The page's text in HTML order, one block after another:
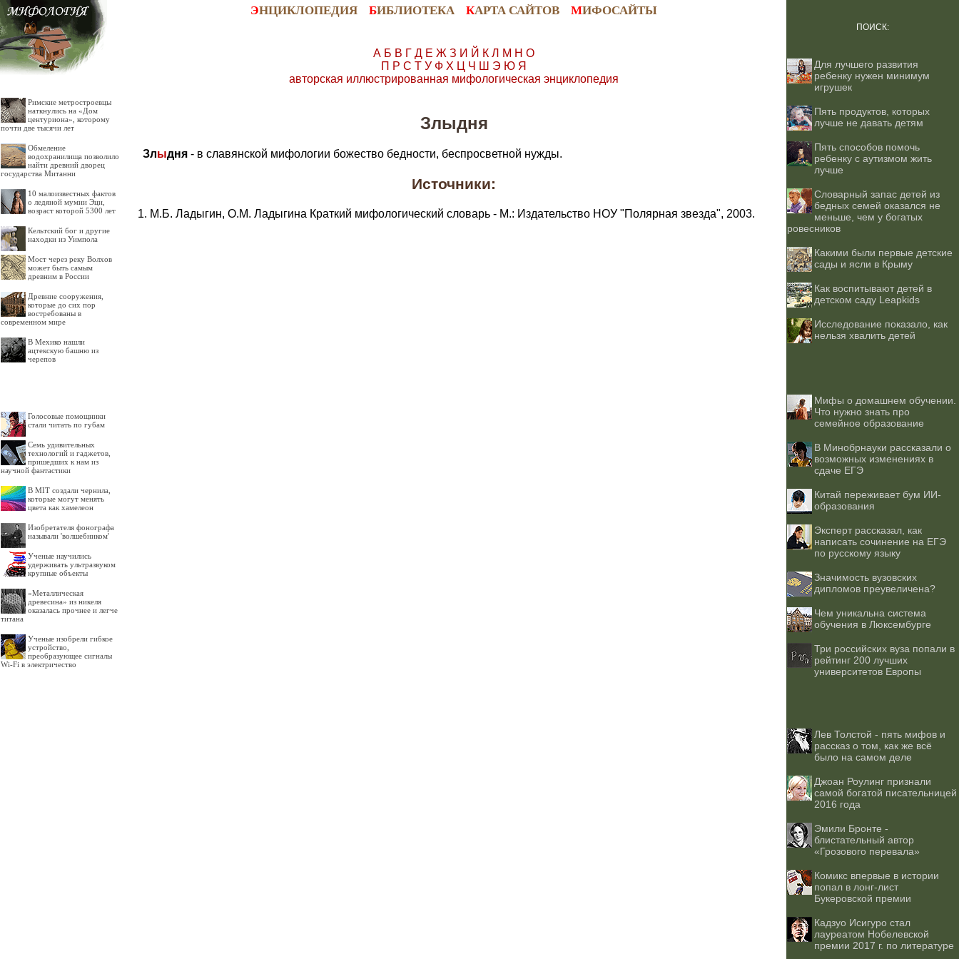
ЭНЦИКЛОПЕДИЯ БИБЛИОТЕКА КАРТА САЙТОВ МИФОСАЙТЫ
Римские метростроевцы
наткнулись на «Дом
центуриона», которому
почти две тысячи лет
Обмеление
водохранилища позволило
найти древний дворец
государства Митанни
10 малоизвестных фактов
о ледяной мумии Эци,
возраст которой 5300 лет
Кельтский бог и другие
находки из Уимпола
Мост через реку Волхов
может быть самым
древним в России
Древние сооружения,
которые до сих пор
востребованы в
современном мире
В Мехико нашли
ацтекскую башню из
черепов
Голосовые помощники
стали читать по губам
Семь удивительных
технологий и гаджетов,
пришедших к нам из
научной фантастики
В MIT создали чернила,
которые могут менять
цвета как хамелеон
Изобретателя фонографа
называли 'волшебником'
Ученые научились
удерживать ультразвуком
крупные объекты
«Металлическая
древесина» из никеля
оказалась прочнее и легче
титана
Ученые изобрели гибкое
устройство,
преобразующее сигналы
Wi-Fi в электричество
А Б В Г Д Е Ж З И Й К Л М Н О
П Р С Т У Ф Х Ц Ч Ш Э Ю Я
авторская иллюстрированная мифологическая энциклопедия
Злыдня
Злыдня - в славянской мифологии божество бедности, беспросветной нужды.
Источники:
М.Б. Ладыгин, О.М. Ладыгина Краткий мифологический словарь - М.: Издательство НОУ "Полярная звезда", 2003.
ПОИСК:
Для лучшего развития
ребенку нужен минимум
игрушек
Пять продуктов, которых
лучше не давать детям
Пять способов помочь
ребенку с аутизмом жить
лучше
Словарный запас детей из
бедных семей оказался не
меньше, чем у богатых
ровесников
Какими были первые детские
сады и ясли в Крыму
Как воспитывают детей в
детском саду Leapkids
Исследование показало, как
нельзя хвалить детей
Мифы о домашнем обучении.
Что нужно знать про
семейное образование
В Минобрнауки рассказали о
возможных изменениях в
сдаче ЕГЭ
Китай переживает бум ИИ-
образования
Эксперт рассказал, как
написать сочинение на ЕГЭ
по русскому языку
Значимость вузовских
дипломов преувеличена?
Чем уникальна система
обучения в Люксембурге
Три российских вуза попали в
рейтинг 200 лучших
университетов Европы
Лев Толстой - пять мифов и
рассказ о том, как же всё
было на самом деле
Джоан Роулинг признали
самой богатой писательницей
2016 года
Эмили Бронте -
блистательный автор
«Грозового перевала»
Комикс впервые в истории
попал в лонг-лист
Букеровской премии
Кадзуо Исигуро стал
лауреатом Нобелевской
премии 2017 г. по литературе